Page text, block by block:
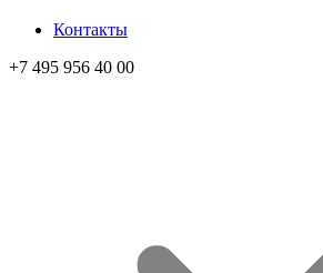
Контакты
+7 495 956 40 00